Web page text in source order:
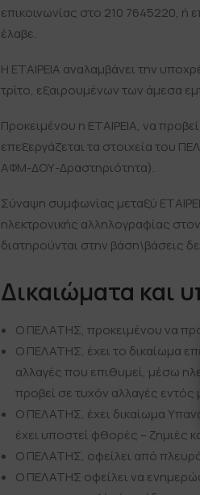
επικοινωνίας στο 210 7645220,
έλαβε.
Η ΕΤΑΙΡΕΙΑ αναλαμβάνει την
τρίτο, εξαιρουμένων των άμεσα
Προκειμένου η ΕΤΑΙΡΕΙΑ, να
επεξεργάζεται τα στοιχεία του
ΑΦΜ-ΔΟΥ-Δραστηριότητα).
Σύναψη συμφωνίας μεταξύ
ηλεκτρονικής αλληλογραφίας
διατηρούνται στην βάση\βάσεις
Δικαιώματα και
Ο ΠΕΛΑΤΗΣ, προκειμένου να
Ο ΠΕΛΑΤΗΣ, έχει το δικαίωμα
αλλαγές που επιθυμεί, μέσω
προβεί σε τυχόν αλλαγές
Ο ΠΕΛΑΤΗΣ, έχει δικαίωμα
έχει υποστεί φθορές – ζημιές
Ο ΠΕΛΑΤΗΣ, οφείλει από
Ο ΠΕΛΑΤΗΣ οφείλει να